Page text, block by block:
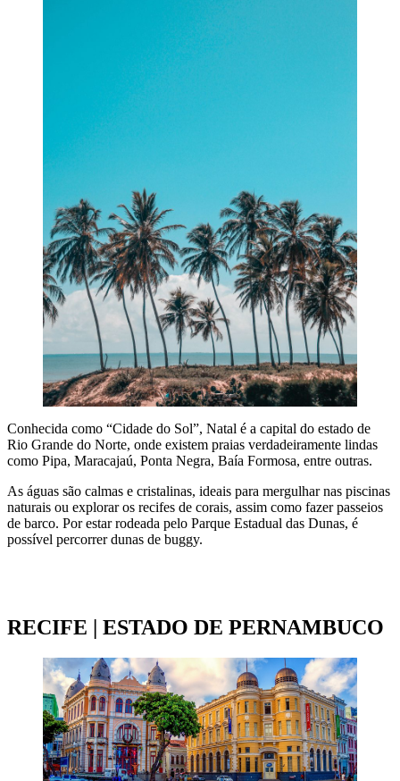
Conhecida como “Cidade do Sol”, Natal é a capital do estado de
Rio Grande do Norte, onde existem praias verdadeiramente lindas
como Pipa, Maracajaú, Ponta Negra, Baía Formosa, entre outras.
As águas são calmas e cristalinas, ideais para mergulhar nas piscinas
naturais ou explorar os recifes de corais, assim como fazer passeios
de barco. Por estar rodeada pelo Parque Estadual das Dunas, é
possível percorrer dunas de buggy.
RECIFE | ESTADO DE PERNAMBUCO